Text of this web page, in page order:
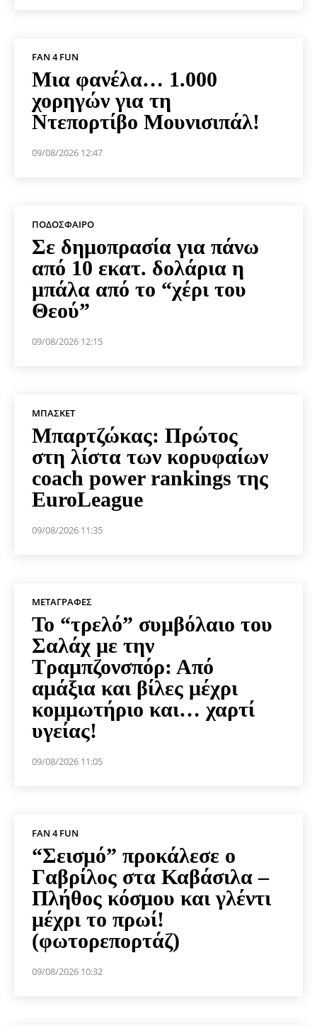
FAN 4 FUN
Μια φανέλα… 1.000
χορηγών για τη
Ντεπορτίβο Μουνισιπάλ!
09/08/2026 12:47
ΠΟΔΌΣΦΑΙΡΟ
Σε δημοπρασία για πάνω
από 10 εκατ. δολάρια η
μπάλα από το “χέρι του
Θεού”
09/08/2026 12:15
ΜΠΆΣΚΕΤ
Μπαρτζώκας: Πρώτος
στη λίστα των κορυφαίων
coach power rankings της
EuroLeague
09/08/2026 11:35
ΜΕΤΑΓΡΑΦΈΣ
Το “τρελό” συμβόλαιο του
Σαλάχ με την
Τραμπζονσπόρ: Από
αμάξια και βίλες μέχρι
κομμωτήριο και… χαρτί
υγείας!
09/08/2026 11:05
FAN 4 FUN
“Σεισμό” προκάλεσε ο
Γαβρίλος στα Καβάσιλα –
Πλήθος κόσμου και γλέντι
μέχρι το πρωί!
(φωτορεπορτάζ)
09/08/2026 10:32